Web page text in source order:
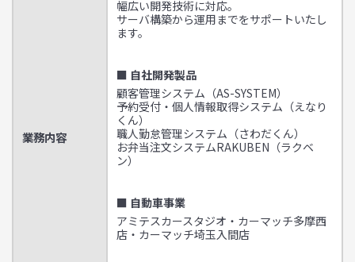
業務内容
幅広い開発技術に対応。
サーバ構築から運用までをサポートいたし
ます。
■ 自社開発製品
顧客管理システム（AS-SYSTEM）
予約受付・個人情報取得システム（えなり
くん）
職人勤怠管理システム（さわだくん）
お弁当注文システムRAKUBEN（ラクベ
ン）
■ 自動車事業
アミテスカースタジオ・カーマッチ多摩西
店・カーマッチ埼玉入間店